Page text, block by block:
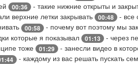
00:36 - такие нижние открыты и
верхние летки закрывать 00:48 - все
00:58 - почему вот поэтому мы
которые я показывал 01:13 - через
тоже 01:29 - занесли видео в
- каждому из вас решать пускать